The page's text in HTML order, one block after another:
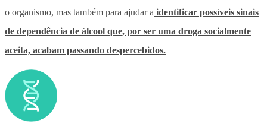
o organismo, mas também para ajudar a identificar possíveis sinais
de dependência de álcool que, por ser uma droga socialmente
aceita, acabam passando despercebidos.